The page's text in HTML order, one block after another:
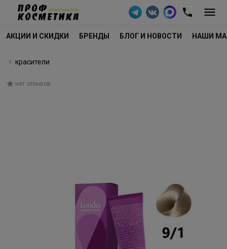
АКЦИИ И СКИДКИ БРЕНДЫ БЛОГ И НОВОСТИ НАШИ
красители
нет отзывов